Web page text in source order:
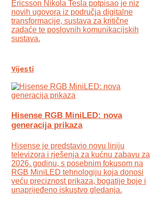
Ericsson Nikola Tesla potpisao je niz
novih ugovora iz područja digitalne
transformacije, sustava za kritične
zadaće te poslovnih komunikacijskih
sustava.
Vijesti
Hisense RGB MiniLED: nova
generacija prikaza
Hisense je predstavio novu liniju
televizora i rješenja za kućnu zabavu za
2026. godinu, s posebnim fokusom na
RGB MiniLED tehnologiju koja donosi
veću preciznost prikaza, bogatije boje i
unaprijeđeno iskustvo gledanja.